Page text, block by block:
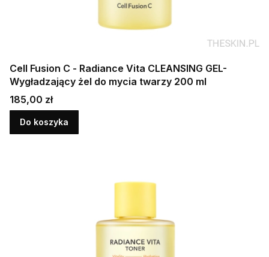
Cell Fusion C - Radiance Vita CLEANSING GEL-
Wygładzający żel do mycia twarzy 200 ml
Cena
185,00 zł
Do koszyka